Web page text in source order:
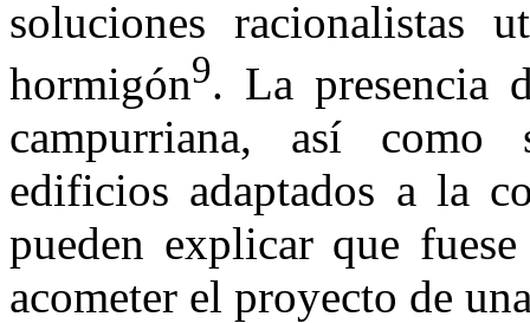
soluciones racio­nalistas
hormi­gón9. La presencia
campurriana, así como
edificios adaptados a la
pueden explicar que
acometer el proyecto de